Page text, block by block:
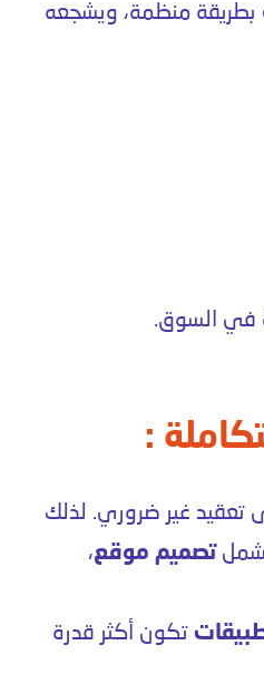
بطريقة منظمة، ويشجعه
في السوق.
:
تعقيد غير ضروري. لذلك
تصميم موقع،
تكون أكثر قدرة